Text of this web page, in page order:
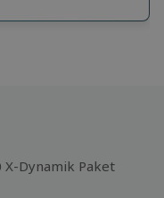
X-Dynamik Paket